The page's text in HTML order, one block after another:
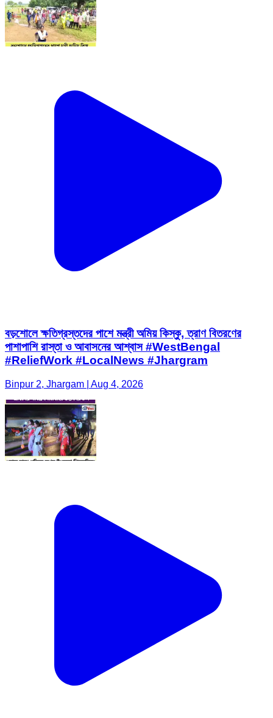
বড়শোলে ক্ষতিগ্রস্তদের পাশে মন্ত্রী অমিয় কিস্কু, ত্রাণ বিতরণের
পাশাপাশি রাস্তা ও আবাসনের আশ্বাস #WestBengal
#ReliefWork #LocalNews #Jhargram
Binpur 2, Jhargam | Aug 4, 2026